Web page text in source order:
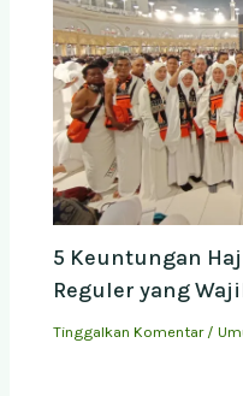
5 Keuntungan
Reguler yang
Tinggalkan Komentar /